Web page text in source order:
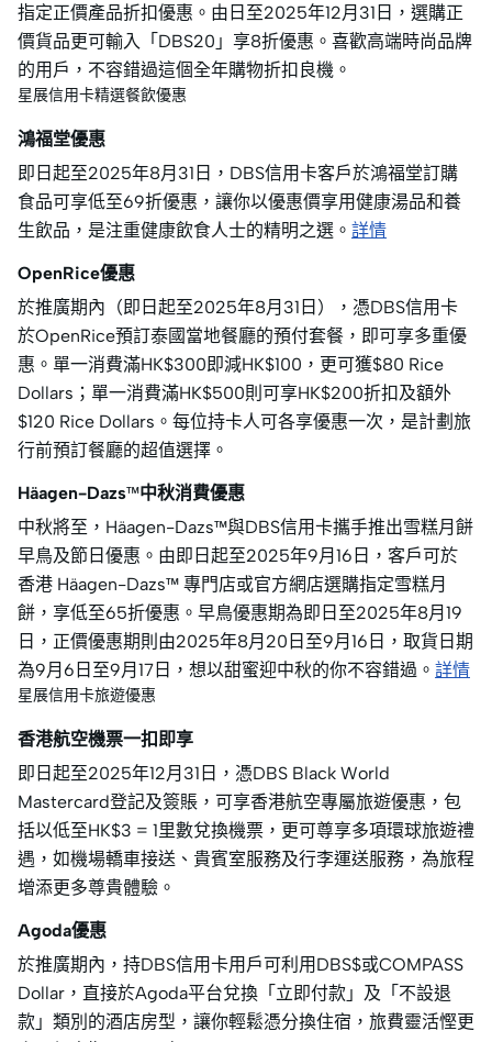
指定正價產品折扣優惠。由日至2025年12月31日，選購正
價貨品更可輸入「DBS20」享8折優惠。喜歡高端時尚品牌
的用戶，不容錯過這個全年購物折扣良機。
星展信用卡精選餐飲優惠
鴻福堂優惠
即日起至2025年8月31日，DBS信用卡客戶於鴻福堂訂購
食品可享低至69折優惠，讓你以優惠價享用健康湯品和養
生飲品，是注重健康飲食人士的精明之選。 詳情
OpenRice優惠
於推廣期內（即日起至2025年8月31日），憑DBS信用卡
於OpenRice預訂泰國當地餐廳的預付套餐，即可享多重優
惠。單一消費滿HK$300即減HK$100，更可獲$80 Rice
Dollars；單一消費滿HK$500則可享HK$200折扣及額外
$120 Rice Dollars。每位持卡人可各享優惠一次，是計劃旅
行前預訂餐廳的超值選擇。
Häagen-Dazs™中秋消費優惠
中秋將至，Häagen-Dazs™與DBS信用卡攜手推出雪糕月餅
早鳥及節日優惠。由即日起至2025年9月16日，客戶可於
香港 Häagen-Dazs™ 專門店或官方網店選購指定雪糕月
餅，享低至65折優惠。早鳥優惠期為即日至2025年8月19
日，正價優惠期則由2025年8月20日至9月16日，取貨日期
為9月6日至9月17日，想以甜蜜迎中秋的你不容錯過。 詳情
星展信用卡旅遊優惠
香港航空機票一扣即享
即日起至2025年12月31日，憑DBS Black World
Mastercard登記及簽賬，可享香港航空專屬旅遊優惠，包
括以低至HK$3 = 1里數兌換機票，更可尊享多項環球旅遊禮
遇，如機場轎車接送、貴賓室服務及行李運送服務，為旅程
增添更多尊貴體驗。
Agoda優惠
於推廣期內，持DBS信用卡用戶可利用DBS$或COMPASS
Dollar，直接於Agoda平台兌換「立即付款」及「不設退
款」類別的酒店房型，讓你輕鬆憑分換住宿，旅費靈活慳更